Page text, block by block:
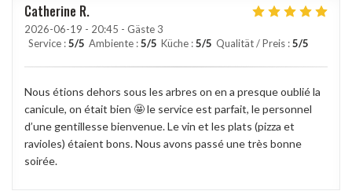
Catherine R
2026-06-19 - 20:45 - Gäste 3
Service :5/5 Ambiente :5/5 Küche :5/5 Qualität / Preis :5/5
Nous étions dehors sous les arbres on en a presque oublié la
canicule, on était bien 🤩 le service est parfait, le personnel
d’une gentillesse bienvenue. Le vin et les plats (pizza et
ravioles) étaient bons. Nous avons passé une très bonne
soirée.